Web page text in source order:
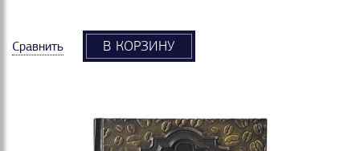
Сравнить В КОРЗИНУ